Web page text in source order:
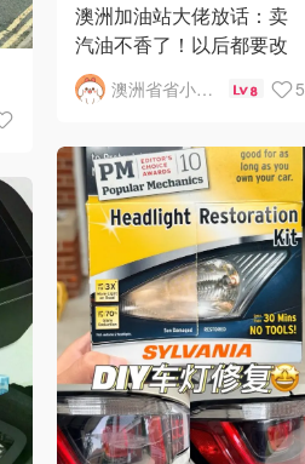
澳洲加油站大佬放话：卖
汽油不香了！以后都要改
充电？
澳洲省省小分队 8 5